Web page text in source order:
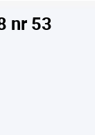
nr 53